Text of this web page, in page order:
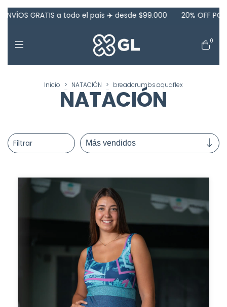
a todo el país ✈️ desde $99.000 20% OFF POR
0
Inicio > NATACIÓN > breadcrumbs.aquaflex
NATACIÓN
Filtrar